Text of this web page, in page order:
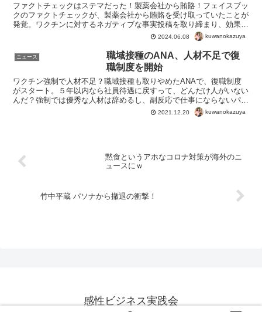
ファクトチェックはステマだった！製薬会社から賄賂！フェイスブッ
クのファクトチェックが、製薬会社から賄賂を受け取っていたことが
発覚。ワクチンに対するネガティブな事実投稿を取り締まり、効果が
あり安全であると虚偽を広めるためのステマでした。 日本...
2024.06.08 kuwanokazuya
ニュース
職域接種のANA、人材不足で復
職制度を開始
ワクチン強制で人材不足？職域接種も取りやめたANAで、復職制度
がスタート。５年以内なら社員待遇に戻すって、どんだけ人がいない
んだ？強制では優秀な人材は辞めるし、副反応で仕事にならないパイ
ロットやCAもいるんでしょうね。それともこれから起きる...
2021.12.20 kuwanokazuya
黙食というアホなコロナ対策が海外のニ
ュースにｗ
竹中平蔵 パソナから撤退の衝撃！
感性ビジネス実践会